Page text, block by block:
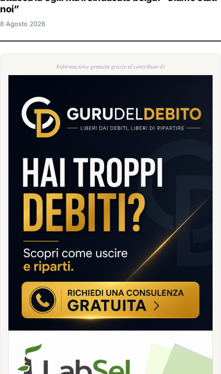
noi”
8 Agosto 2026
Informazione gratuita grazie al contributo di